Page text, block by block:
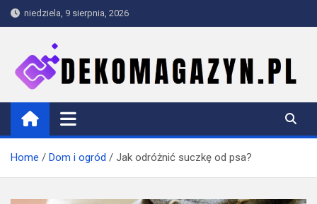
Skip
to
niedziela, 9 sierpnia, 2026
dekomagazyn.pl
Blog
Home Dom i ogród Jak odróżnić suczkę od psa?